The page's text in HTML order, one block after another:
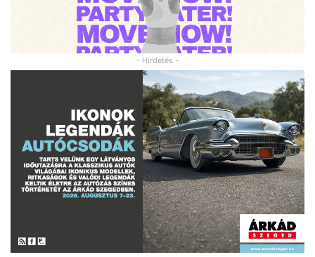
- Hirdetés -